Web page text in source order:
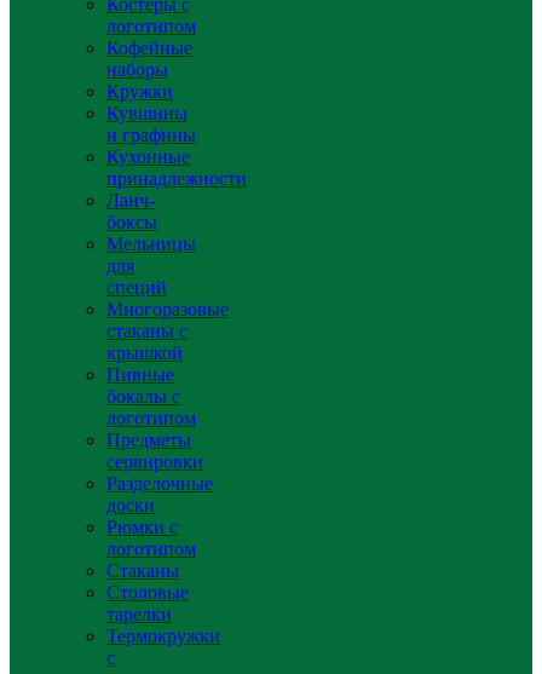
Костеры с
логотипом
Кофейные
наборы
Кружки
Кувшины
и графины
Кухонные
принадлежности
Ланч-
боксы
Мельницы
для
специй
Многоразовые
стаканы с
крышкой
Пивные
бокалы с
логотипом
Предметы
сервировки
Разделочные
доски
Рюмки с
логотипом
Стаканы
Столовые
тарелки
Термокружки
с